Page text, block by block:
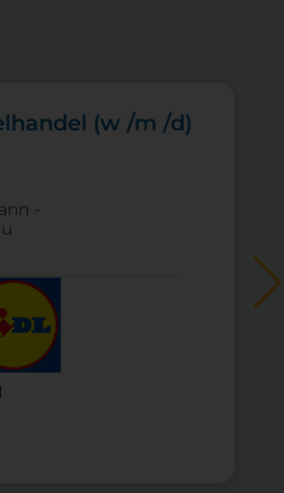
(w /m /d)
-